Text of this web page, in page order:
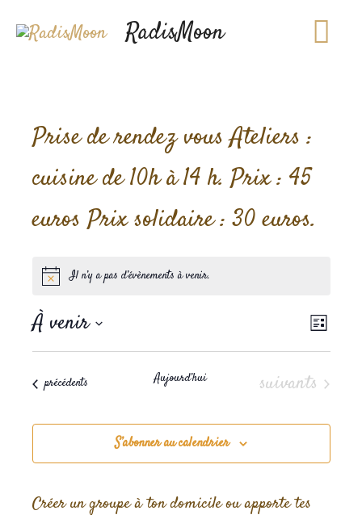
Aller
RadisMoon
Prise de rendez vous Ateliers :
cuisine de 10h à 14 h. Prix : 45
euros Prix solidaire : 30 euros.
Il n’y a pas d’évènements à venir.
par
Liste
À venir
Sélectionnez
Évènements
précédents Aujourd’hui Évènements
suivants
S’abonner au calendrier
Créer un groupe à ton domicile ou apporte tes